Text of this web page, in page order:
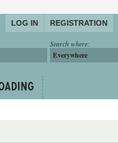
LOG IN REGISTRATION
Search where:
Everywhere